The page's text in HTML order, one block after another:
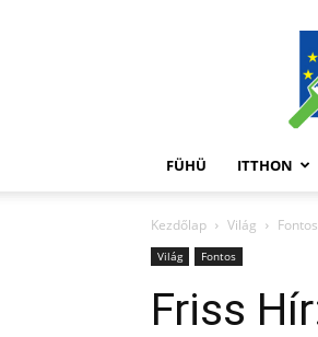
FÜHÜ ITTHON
Kezdőlap Világ Fontos
Világ Fontos
Friss